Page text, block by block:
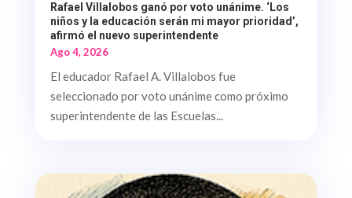
Rafael Villalobos ganó por voto unánime. ‘Los
niños y la educación serán mi mayor prioridad’,
afirmó el nuevo superintendente
Ago 4, 2026
El educador Rafael A. Villalobos fue
seleccionado por voto unánime como próximo
superintendente de las Escuelas...